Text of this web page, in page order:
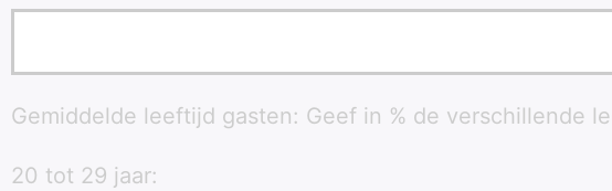
Gemiddelde leeftijd gasten: Geef in % de verschillende
20 tot 29 jaar: